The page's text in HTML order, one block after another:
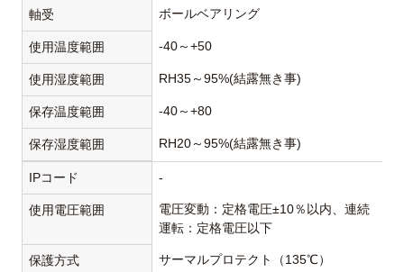
軸受 ボールベアリング
使用温度範囲 -40～+50
使用湿度範囲 RH35～95%(結露無き事)
保存温度範囲 -40～+80
保存湿度範囲 RH20～95%(結露無き事)
IPコード -
使用電圧範囲
電圧変動：定格電圧±10％以内、連続
運転：定格電圧以下
保護方式 サーマルプロテクト（135℃）